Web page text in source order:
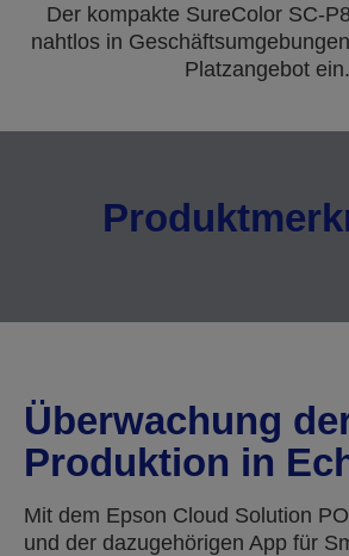
Der kompakte SureColor SC-
nahtlos in
Platzangebot ein.
Überwachung
Produktion in
Mit dem Epson Cloud Solution
und der dazugehörigen App für